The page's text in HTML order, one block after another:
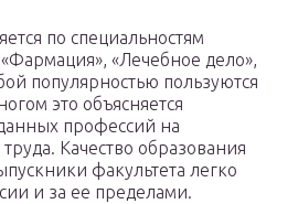
по специальностям
«Лечебное дело»,
популярностью пользуются
это объясняется
профессий на
Качество образования
факультета легко
и за ее пределами.